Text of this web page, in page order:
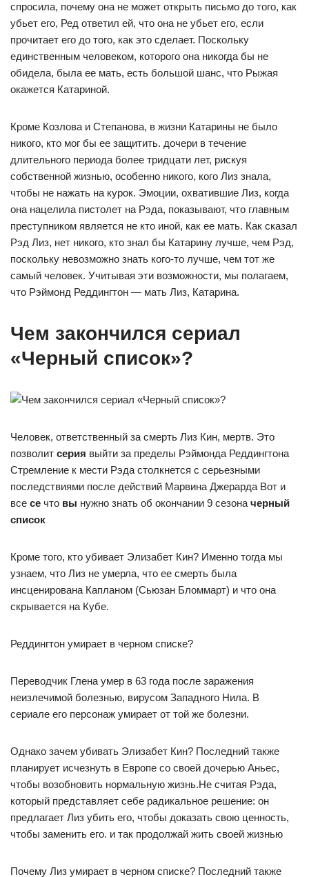
спросила, почему она не может открыть письмо до того, как
убьет его, Ред ответил ей, что она не убьет его, если
прочитает его до того, как это сделает. Поскольку
единственным человеком, которого она никогда бы не
обидела, была ее мать, есть большой шанс, что Рыжая
окажется Катариной.
Кроме Козлова и Степанова, в жизни Катарины не было
никого, кто мог бы ее защитить. дочери в течение
длительного периода более тридцати лет, рискуя
собственной жизнью, особенно никого, кого Лиз знала,
чтобы не нажать на курок. Эмоции, охватившие Лиз, когда
она нацелила пистолет на Рэда, показывают, что главным
преступником является не кто иной, как ее мать. Как сказал
Рэд Лиз, нет никого, кто знал бы Катарину лучше, чем Рэд,
поскольку невозможно знать кого-то лучше, чем тот же
самый человек. Учитывая эти возможности, мы полагаем,
что Рэймонд Реддингтон — мать Лиз, Катарина.
Чем закончился сериал
«Черный список»?
Человек, ответственный за смерть Лиз Кин, мертв. Это
позволит серия выйти за пределы Рэймонда Реддингтона
Стремление к мести Рэда столкнется с серьезными
последствиями после действий Марвина Джерарда Вот и
все ce что вы нужно знать об окончании 9 сезона черный
список
Кроме того, кто убивает Элизабет Кин? Именно тогда мы
узнаем, что Лиз не умерла, что ее смерть была
инсценирована Капланом (Сьюзан Бломмарт) и что она
скрывается на Кубе.
Реддингтон умирает в черном списке?
Переводчик Глена умер в 63 года после заражения
неизлечимой болезнью, вирусом Западного Нила. В
сериале его персонаж умирает от той же болезни.
Однако зачем убивать Элизабет Кин? Последний также
планирует исчезнуть в Европе со своей дочерью Аньес,
чтобы возобновить нормальную жизнь.Не считая Рэда,
который представляет себе радикальное решение: он
предлагает Лиз убить его, чтобы доказать свою ценность,
чтобы заменить его. и так продолжай жить своей жизнью
Почему Лиз умирает в черном списке? Последний также